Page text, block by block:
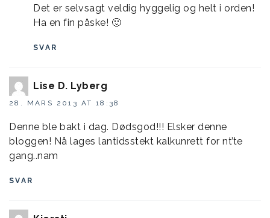
Det er selvsagt veldig hyggelig og helt i orden!
Ha en fin påske! 🙂
SVAR
Lise D. Lyberg
28. MARS 2013 AT 18:38
Denne ble bakt i dag. Dødsgod!!! Elsker denne
bloggen! Nå lages lantidsstekt kalkunrett for nt’te
gang..nam
SVAR